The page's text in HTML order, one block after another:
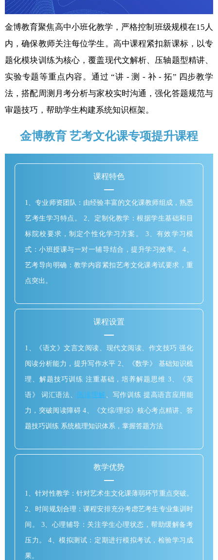
金博教育聚焦高中小班化教学，严格控制班级规模在15人
内，确保教师关注每位学生。高中课程紧扣新课标，以专
题化模块训练为核心，覆盖现代文解析、压轴题型精讲、
实验专题等重点内容。通过 “讲 - 测 - 补 - 拓” 四步教学
法，搭配周测月考分析与家校实时沟通，强化答题规范与
审题技巧，帮助学生构建系统知识框架。
金博教育 艺考文化课专项提升课程
课程特色
1、专业师资团队：由经验丰富的文化课教师组成，熟悉
艺考生学习特点。 2、定制化教学：根据学生基础和目
标院校要求，制定个性化学习方案。 3、有效学习模
式：小班授课与一对一辅导结合，提升学习效率。 4、
艺考导向明确：教学内容紧扣艺考文化课考试要求，重
点突出。
课程设置
1、《语文》文言文阅读、现代文阅读、作文技巧 强化
阅读分析能力，提升写作水平 2、《数学》 基础知识梳
理、解题技巧训练 注重基础，培养解题思维 3、《英
语》 词汇语法、 阅读理解 、写作训练 提高语言应用能
力，突破阅读障碍 4、《文综/理综》核心考点精讲、答
题技巧训练 系统梳理知识体系，掌握答题方法
教学优势
1、针对性教学：针对艺术生文化课薄弱环节重点突破。
2、时间规划合理：课程安排充分考虑艺考生专业集训时
间。 3、心理辅导：关注学生心理状态，帮助缓解备考
压力。 4、模拟测试：定期进行模拟考试，检验学习成
果。